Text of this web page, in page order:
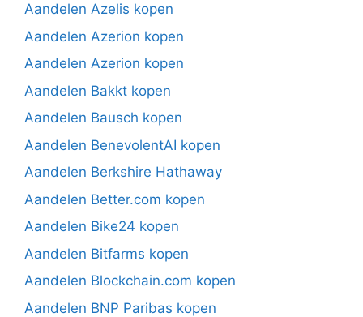
Aandelen Azelis kopen
Aandelen Azerion kopen
Aandelen Azerion kopen
Aandelen Bakkt kopen
Aandelen Bausch kopen
Aandelen BenevolentAI kopen
Aandelen Berkshire Hathaway
Aandelen Better.com kopen
Aandelen Bike24 kopen
Aandelen Bitfarms kopen
Aandelen Blockchain.com kopen
Aandelen BNP Paribas kopen